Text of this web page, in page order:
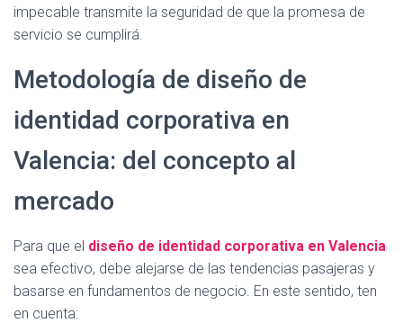
impecable transmite la seguridad de que la promesa de
servicio se cumplirá.
Metodología de diseño de
identidad corporativa en
Valencia: del concepto al
mercado
Para que el diseño de identidad corporativa en Valencia
sea efectivo, debe alejarse de las tendencias pasajeras y
basarse en fundamentos de negocio. En este sentido, ten
en cuenta: